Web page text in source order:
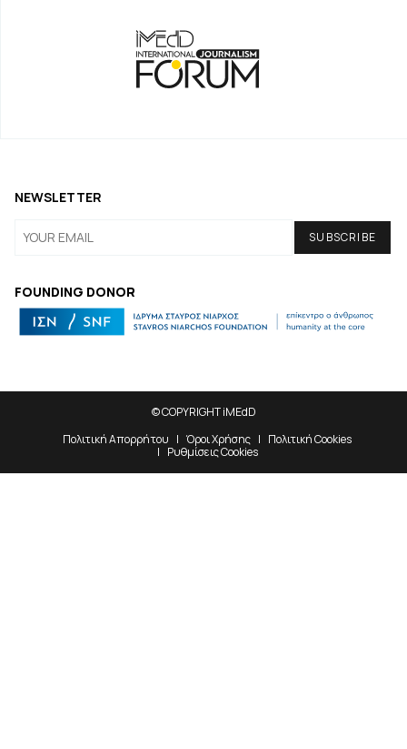
FOUNDING DONOR
NEWSLETTER
© COPYRIGHT iMEdD
Πολιτική Απορρήτου
Όροι Χρήσης
Πολιτική Cookies
Ρυθμίσεις Cookies